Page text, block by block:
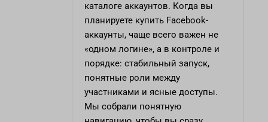
каталоге аккаунтов. Когда вы
планируете купить Facebook-
аккаунты, чаще всего важен не
«одном логине», а в контроле и
порядке: стабильный запуск,
понятные роли между
участниками и ясные доступы.
Мы собрали понятную